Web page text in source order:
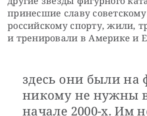
принесшие славу
российскому спорту, жили,
и тренировали в Америке и
здесь они были на
никому не нужны
начале 2000-х. Им